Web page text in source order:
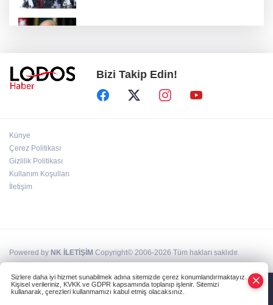
BUSKİ duyurdu: Nilüfer'in iki mahallesinde 9
saatlik kesinti!
Bizi Takip Edin!
Künye
Çerez Politikası
Gizlilik Politikası
Kullanım Koşulları
İletişim
Powered by NK İLETİŞİM Copyright© 2006-2026 Tüm hakları saklıdır.
Sizlere daha iyi hizmet sunabilmek adına sitemizde çerez konumlandırmaktayız.
Kişisel verileriniz, KVKK ve GDPR kapsamında toplanıp işlenir. Sitemizi
kullanarak, çerezleri kullanmamızı kabul etmiş olacaksınız.